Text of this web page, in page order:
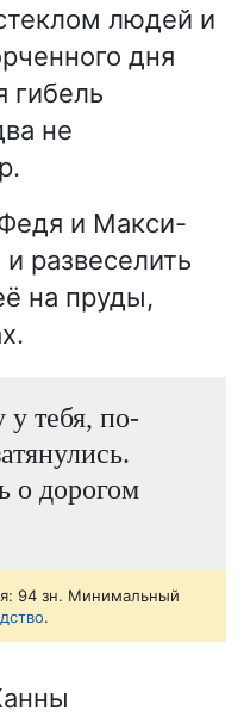
людей и
дня
гибель
не
и Макси-
развеселить
на пруды,
тебя, по-
о дорогом
94 зн. Минимальный
.